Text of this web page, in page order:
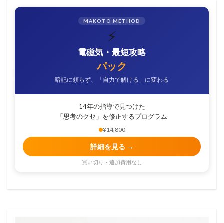
MAKOTO METHOD
⚡
電磁気・最短攻略
パック
暗記に頼らず、「自力で解ける」に変わる
14年の指導で見つけた
「思考のクセ」を修正するプログラム
¥14,800
詳細を見る →
買い切り・追加費用なし